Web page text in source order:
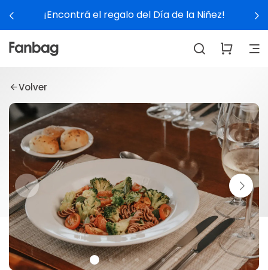
¡Encontrá el regalo del Día de la Niñez!
Volver